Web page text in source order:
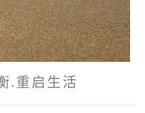
.重启生活